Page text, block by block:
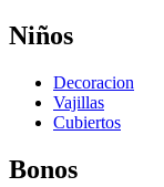
Niños
Decoracion
Vajillas
Cubiertos
Bonos